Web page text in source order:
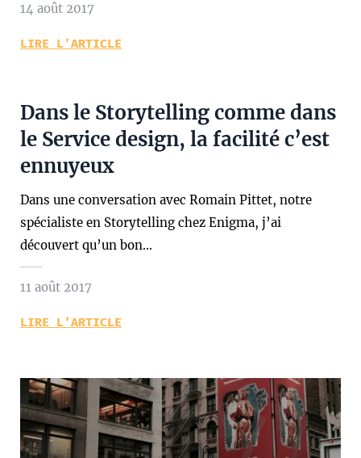
14 août 2017
LIRE L’ARTICLE
Dans le Storytelling comme dans
le Service design, la facilité c’est
ennuyeux
Dans une conversation avec Romain Pittet, notre
spécialiste en Storytelling chez Enigma, j’ai
découvert qu’un bon…
11 août 2017
LIRE L’ARTICLE